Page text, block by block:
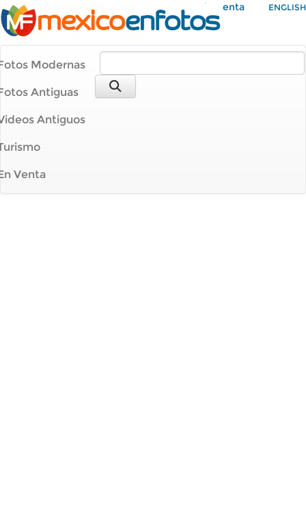
Mi Cuenta ENGLISH
Modernas
Antiguas
Antiguos
Venta